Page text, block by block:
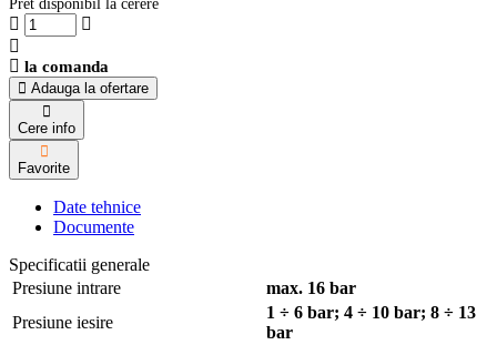
Pret disponibil la cerere
la comanda
Adauga la ofertare
Cere info
Favorite
Date tehnice
Documente
Specificatii generale
Presiune intrare
max. 16 bar
Presiune iesire
1 ÷ 6 bar; 4 ÷ 10 bar; 8 ÷ 13
bar